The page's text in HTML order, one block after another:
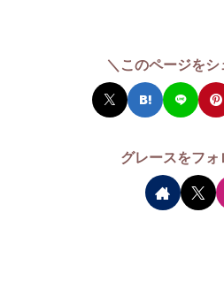
＼このページをシ
グレースをフォ